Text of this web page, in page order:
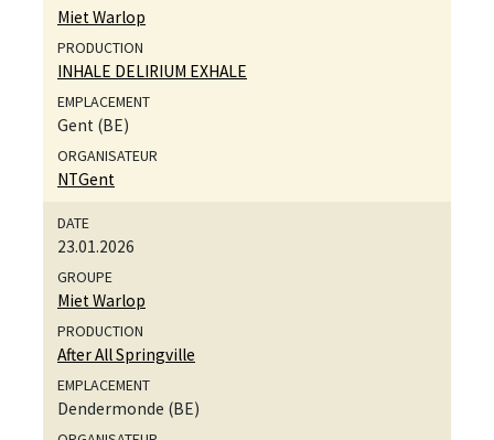
Miet Warlop
INHALE DELIRIUM EXHALE
Gent (BE)
NTGent
23.01.2026
Miet Warlop
After All Springville
Dendermonde (BE)